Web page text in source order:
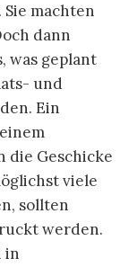
machten
dann
was geplant
und
Ein
die Geschicke
viele
sollten
werden.
in